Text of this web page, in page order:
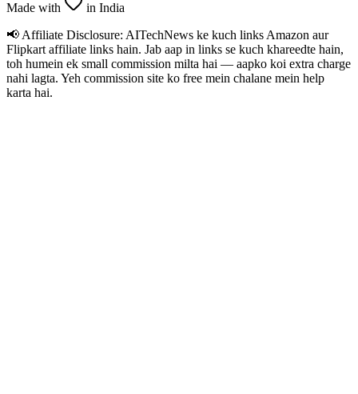
Made with
in India
📢 Affiliate Disclosure: AITechNews ke kuch links Amazon aur
Flipkart affiliate links hain. Jab aap in links se kuch khareedte hain,
toh humein ek small commission milta hai — aapko koi extra charge
nahi lagta. Yeh commission site ko free mein chalane mein help
karta hai.